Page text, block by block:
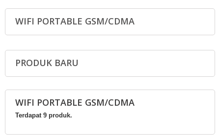
WIFI PORTABLE GSM/CDMA
PRODUK BARU
WIFI PORTABLE GSM/CDMA
Terdapat 9 produk.